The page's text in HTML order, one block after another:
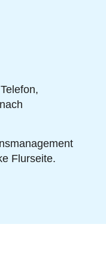
Flurseite.